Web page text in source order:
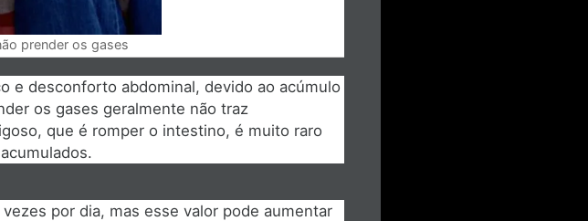
prender os gases
e desconforto abdominal, devido ao acúmulo
os gases geralmente não traz
que é romper o intestino, é muito raro
por dia, mas esse valor pode aumentar